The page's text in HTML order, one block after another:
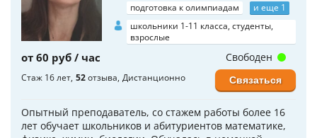
подготовка к олимпиадам
и еще 1
школьники 1-11 класса, студенты,
взрослые
от 60 руб / час
Стаж 16 лет 52отзыва Дистанционно
Опытный преподаватель, со стажем работы более 16
лет обучает школьников и абитуриентов математике,
Свободен
Связаться